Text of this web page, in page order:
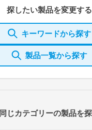
探したい製品を変更する
キーワードから探す
製品一覧から探す
同じカテゴリーの製品を